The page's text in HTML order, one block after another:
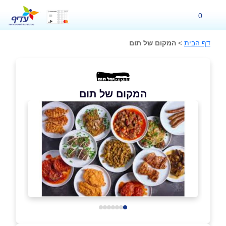
0
דף הבית > המקום של תום
המקום של תום